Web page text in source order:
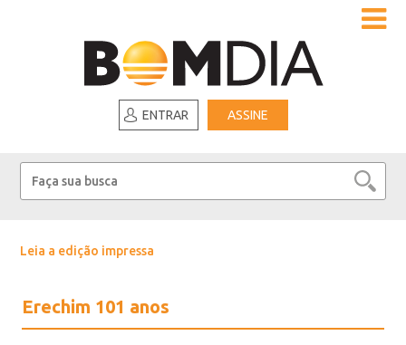
ENTRAR ASSINE
Leia a edição impressa
Erechim 101 anos